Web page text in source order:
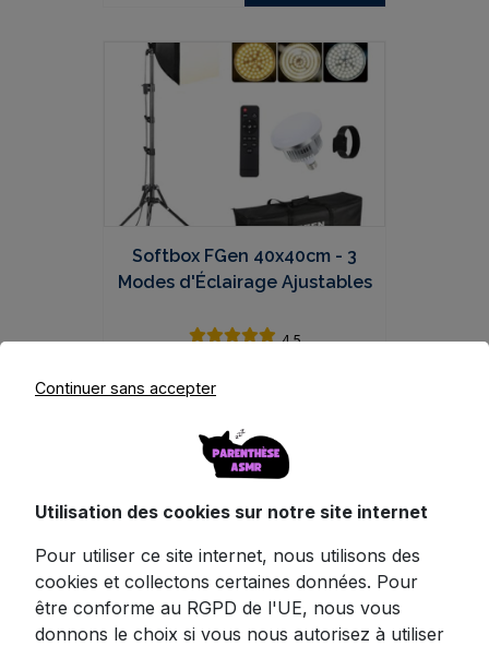
Softbox FGen 40x40cm - 3
Modes d'Éclairage Ajustables
4.5
40.99
Voir ce produit
Continuer sans accepter
Utilisation des cookies sur notre site internet
Pour utiliser ce site internet, nous utilisons des
cookies et collectons certaines données. Pour
être conforme au RGPD de l'UE, nous vous
donnons le choix si vous nous autorisez à utiliser